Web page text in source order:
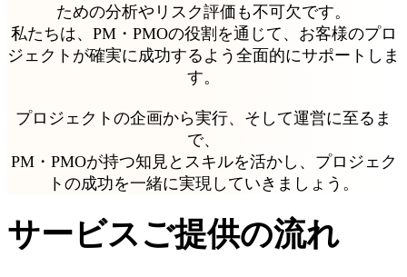
ための分析やリスク評価も不可欠です。
私たちは、PM・PMOの役割を通じて、お客様のプロ
ジェクトが確実に成功するよう全面的にサポートしま
す。
プロジェクトの企画から実行、そして運営に至るま
で、
PM・PMOが持つ知見とスキルを活かし、プロジェク
トの成功を一緒に実現していきましょう。
サービスご提供の流れ